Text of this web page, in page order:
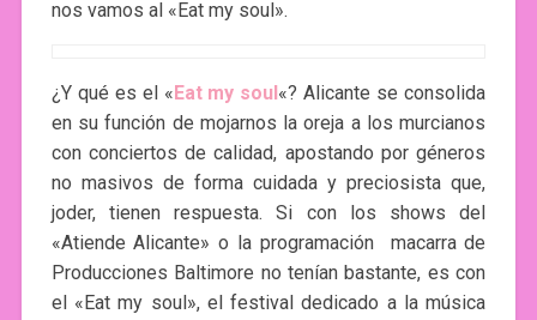
nos vamos al «Eat my soul».
¿Y qué es el « Eat my soul «? Alicante se consolida
en su función de mojarnos la oreja a los murcianos
con conciertos de calidad, apostando por géneros
no masivos de forma cuidada y preciosista que,
joder, tienen respuesta. Si con los shows del
«Atiende Alicante» o la programación macarra de
Producciones Baltimore no tenían bastante, es con
el «Eat my soul», el festival dedicado a la música